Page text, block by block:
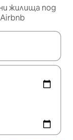
жилища под